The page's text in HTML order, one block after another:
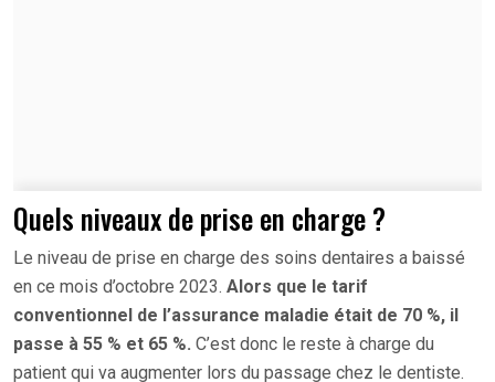
Quels niveaux de prise en charge ?
Le niveau de prise en charge des soins dentaires a baissé
en ce mois d’octobre 2023. Alors que le tarif
conventionnel de l’assurance maladie était de 70 %, il
passe à 55 % et 65 %. C’est donc le reste à charge du
patient qui va augmenter lors du passage chez le dentiste.